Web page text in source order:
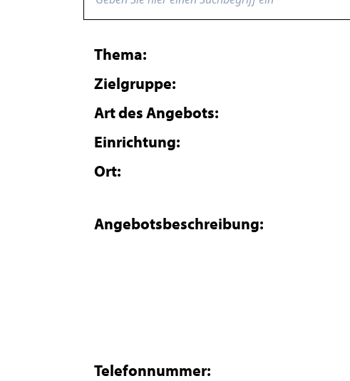
Thema:
Zielgruppe:
Art des Angebots:
Einrichtung:
Ort:
Angebotsbeschreibung:
Telefonnummer: